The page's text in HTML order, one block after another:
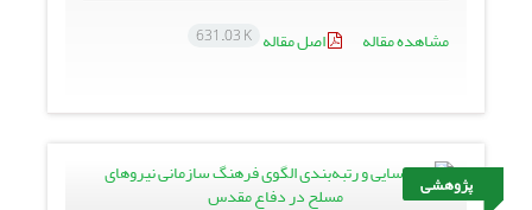
مشاهده مقاله
اصل مقاله 631.03 K
پژوهشی